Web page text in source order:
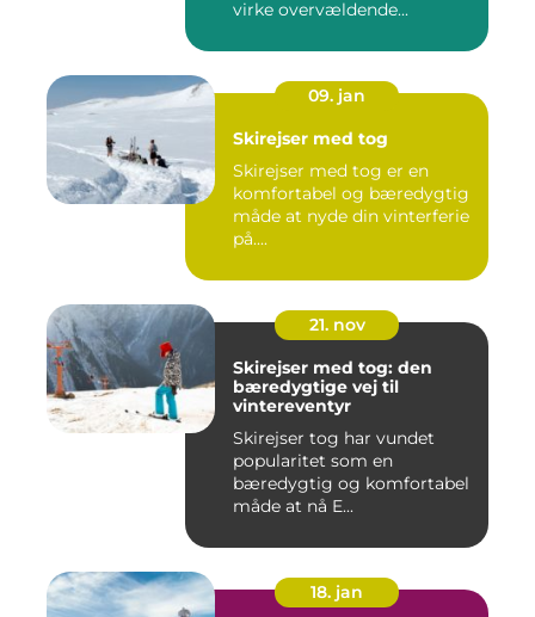
virke overvældende...
09. jan
Skirejser med tog
Skirejser med tog er en
komfortabel og bæredygtig
måde at nyde din vinterferie
på....
21. nov
Skirejser med tog: den
bæredygtige vej til
vintereventyr
Skirejser tog har vundet
popularitet som en
bæredygtig og komfortabel
måde at nå E...
18. jan